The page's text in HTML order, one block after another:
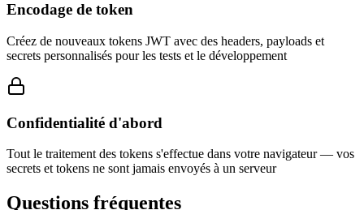
Encodage de token
Créez de nouveaux tokens JWT avec des headers, payloads et
secrets personnalisés pour les tests et le développement
Confidentialité d'abord
Tout le traitement des tokens s'effectue dans votre navigateur — vos
secrets et tokens ne sont jamais envoyés à un serveur
Questions fréquentes